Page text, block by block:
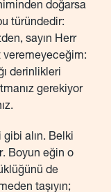
doğarsa
türündedir:
sayın Herr
veremeyeceğim:
derinlikleri
gerekiyor
alın. Belki
Boyun eğin o
de
taşıyın;